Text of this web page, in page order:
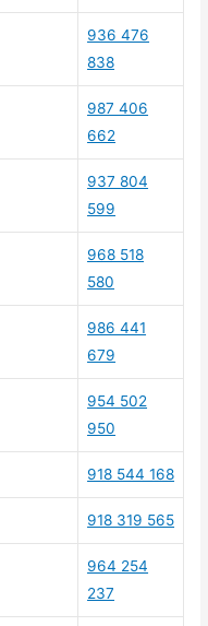
936 476
838
987 406
662
937 804
599
968 518
580
986 441
679
954 502
950
918 544 168
918 319 565
964 254
237